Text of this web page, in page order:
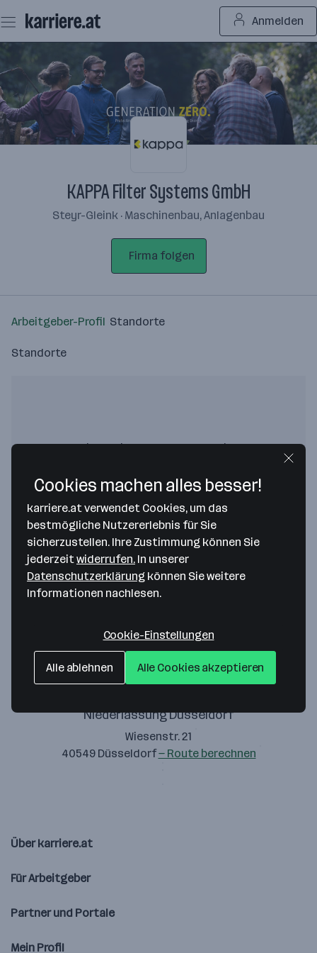
Seiteninhalt
springen
Anmelden
KAPPA Filter Systems GmbH
Steyr-Gleink · Maschinenbau, Anlagenbau
Firma folgen
Arbeitgeber-Profil Standorte
Standorte
Bitte stimme unseren Cookie-
anzuzeigen.
Zustimmung geben
Im Stadtgut A 1
Niederlassung Düsseldorf
Wiesenstr. 21
40549 Düsseldorf— Route berechnen
Über karriere.at
Für Arbeitgeber
Partner und Portale
Mein Profil
Cookies machen alles besser!
karriere.at verwendet Cookies, um das
bestmögliche Nutzererlebnis für Sie
sicherzustellen. Ihre Zustimmung können Sie
jederzeitwiderrufen. In unserer
Datenschutzerklärung können Sie weitere
Informationen nachlesen.
Cookie-Einstellungen
Alle ablehnen Alle Cookies akzeptieren